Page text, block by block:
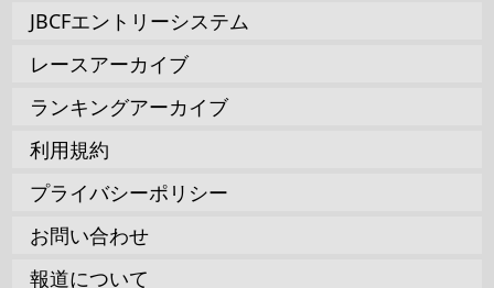
JBCFエントリーシステム
レースアーカイブ
ランキングアーカイブ
利用規約
プライバシーポリシー
お問い合わせ
報道について